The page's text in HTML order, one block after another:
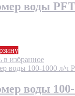
воды
в избранное
воды